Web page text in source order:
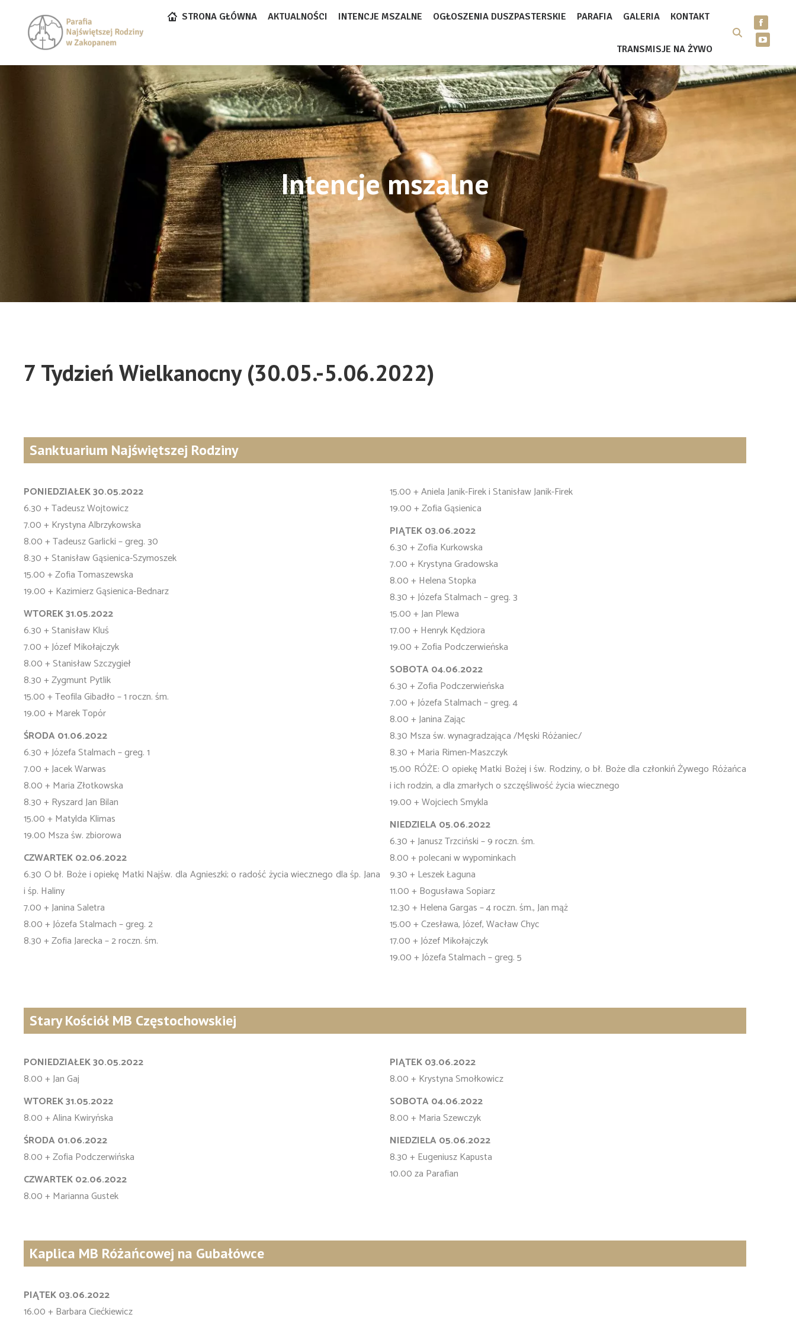
STRONA GŁÓWNA AKTUALNOŚCI INTENCJE MSZALNE OGŁOSZENIA DUSZPASTERSKIE PARAFIA GALERIA KONTAKT
TRANSMISJE NA ŻYWO
Intencje mszalne
7 Tydzień Wielkanocny (30.05.-5.06.2022)
Sanktuarium Najświętszej Rodziny
PONIEDZIAŁEK 30.05.2022
6.30 + Tadeusz Wojtowicz
7.00 + Krystyna Albrzykowska
8.00 + Tadeusz Garlicki – greg. 30
8.30 + Stanisław Gąsienica-Szymoszek
15.00 + Zofia Tomaszewska
19.00 + Kazimierz Gąsienica-Bednarz
WTOREK 31.05.2022
6.30 + Stanisław Kluś
7.00 + Józef Mikołajczyk
8.00 + Stanisław Szczygieł
8.30 + Zygmunt Pytlik
15.00 + Teofila Gibadło – 1 roczn. śm.
19.00 + Marek Topór
ŚRODA 01.06.2022
6.30 + Józefa Stalmach – greg. 1
7.00 + Jacek Warwas
8.00 + Maria Złotkowska
8.30 + Ryszard Jan Bilan
15.00 + Matylda Klimas
19.00 Msza św. zbiorowa
CZWARTEK 02.06.2022
6.30 O bł. Boże i opiekę Matki Najśw. dla Agnieszki; o radość życia wiecznego dla śp. Jana
i śp. Haliny
7.00 + Janina Saletra
8.00 + Józefa Stalmach – greg. 2
8.30 + Zofia Jarecka – 2 roczn. śm.
15.00 + Aniela Janik-Firek i Stanisław Janik-Firek
19.00 + Zofia Gąsienica
PIĄTEK 03.06.2022
6.30 + Zofia Kurkowska
7.00 + Krystyna Gradowska
8.00 + Helena Stopka
8.30 + Józefa Stalmach – greg. 3
15.00 + Jan Plewa
17.00 + Henryk Kędziora
19.00 + Zofia Podczerwieńska
SOBOTA 04.06.2022
6.30 + Zofia Podczerwieńska
7.00 + Józefa Stalmach – greg. 4
8.00 + Janina Zając
8.30 Msza św. wynagradzająca /Męski Różaniec/
8.30 + Maria Rimen-Maszczyk
15.00 RÓŻE: O opiekę Matki Bożej i św. Rodziny, o bł. Boże dla członkiń Żywego Różańca
i ich rodzin, a dla zmarłych o szczęśliwość życia wiecznego
19.00 + Wojciech Smykla
NIEDZIELA 05.06.2022
6.30 + Janusz Trzciński – 9 roczn. śm.
8.00 + polecani w wypominkach
9.30 + Leszek Łaguna
11.00 + Bogusława Sopiarz
12.30 + Helena Gargas – 4 roczn. śm., Jan mąż
15.00 + Czesława, Józef, Wacław Chyc
17.00 + Józef Mikołajczyk
19.00 + Józefa Stalmach – greg. 5
Stary Kościół MB Częstochowskiej
PONIEDZIAŁEK 30.05.2022
8.00 + Jan Gaj
WTOREK 31.05.2022
8.00 + Alina Kwiryńska
ŚRODA 01.06.2022
8.00 + Zofia Podczerwińska
CZWARTEK 02.06.2022
8.00 + Marianna Gustek
PIĄTEK 03.06.2022
8.00 + Krystyna Smołkowicz
SOBOTA 04.06.2022
8.00 + Maria Szewczyk
NIEDZIELA 05.06.2022
8.30 + Eugeniusz Kapusta
10.00 za Parafian
Kaplica MB Różańcowej na Gubałówce
PIĄTEK 03.06.2022
16.00 + Barbara Ciećkiewicz